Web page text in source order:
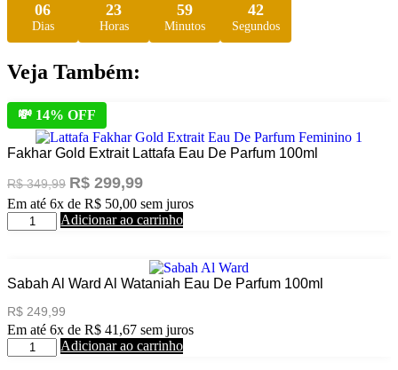
06
Dias
23
Horas
59
Minutos
41
Segundos
Veja Também:
💸 14% OFF
Fakhar Gold Extrait Lattafa Eau De Parfum 100ml
R$349,99 O
preço
original
era:
R$ 299,99O
atual
é:
Em até 6x de R$ 50,00 sem juros
Fakhar
Gold
Eau
Parfum
100ml
quantidade
Adicionar ao carrinho
Sabah Al Ward Al Wataniah Eau De Parfum 100ml
R$ 249,99
Em até 6x de R$ 41,67 sem juros
Sabah
Al
Adicionar ao carrinho